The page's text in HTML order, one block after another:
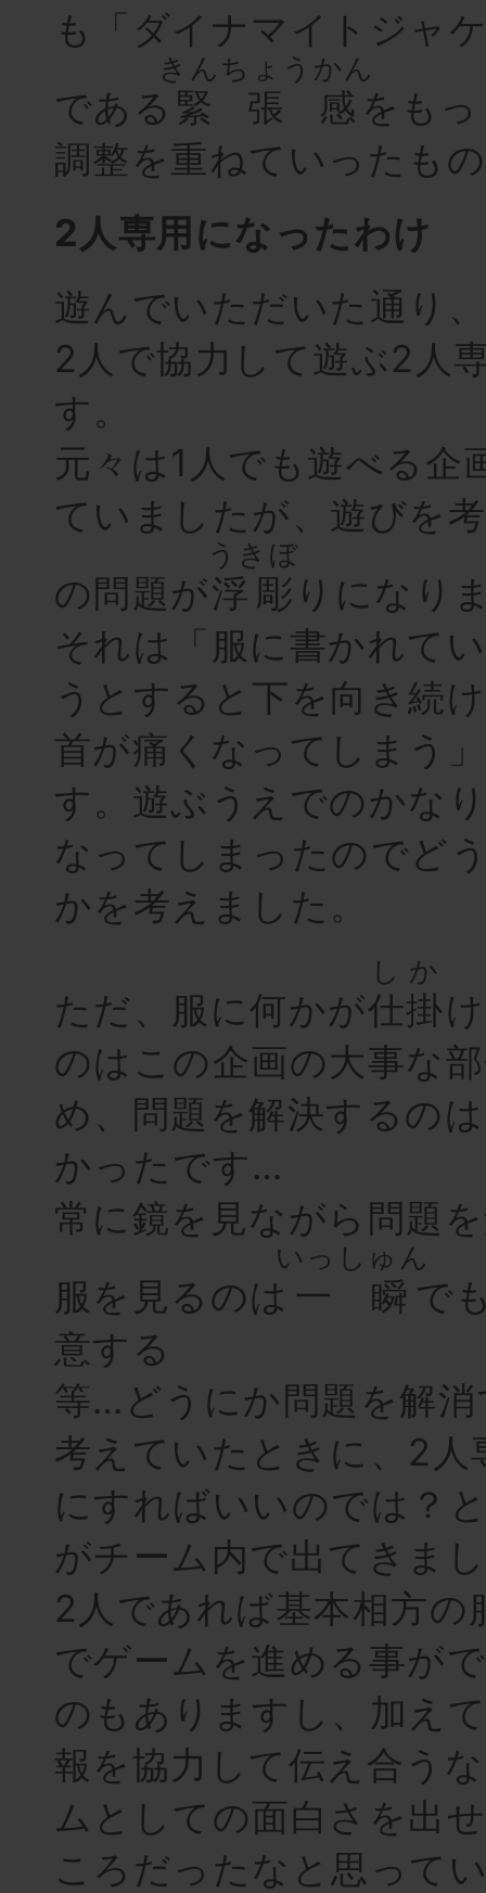
も「ダイナマイトジャ
である 緊張感
きんちょうかん
をも
調整を重ねていったも
2人専用になったわけ
遊んでいただいた通り
2人で協力して遊ぶ2人
す。
元々は1人でも遊べる企
ていましたが、遊びを
の問題が浮彫
うきぼ
りになり
それは「服に書かれて
うとすると下を向き続
首が痛くなってしまう
す。遊ぶうえでのかな
なってしまったのでど
かを考えました。
ただ、服に何かが仕掛
しか
のはこの企画の大事な
め、問題を解決するの
かったです…
常に鏡を見ながら問題
服を見るのは 一瞬
いっしゅん
で
意する
等…どうにか問題を解
考えていたときに、2人
にすればいいのでは？
がチーム内で出てきま
2人であれば基本相方の
でゲームを進める事が
のもありますし、加え
報を協力して伝え合う
ムとしての面白さを出
ころだったなと思って